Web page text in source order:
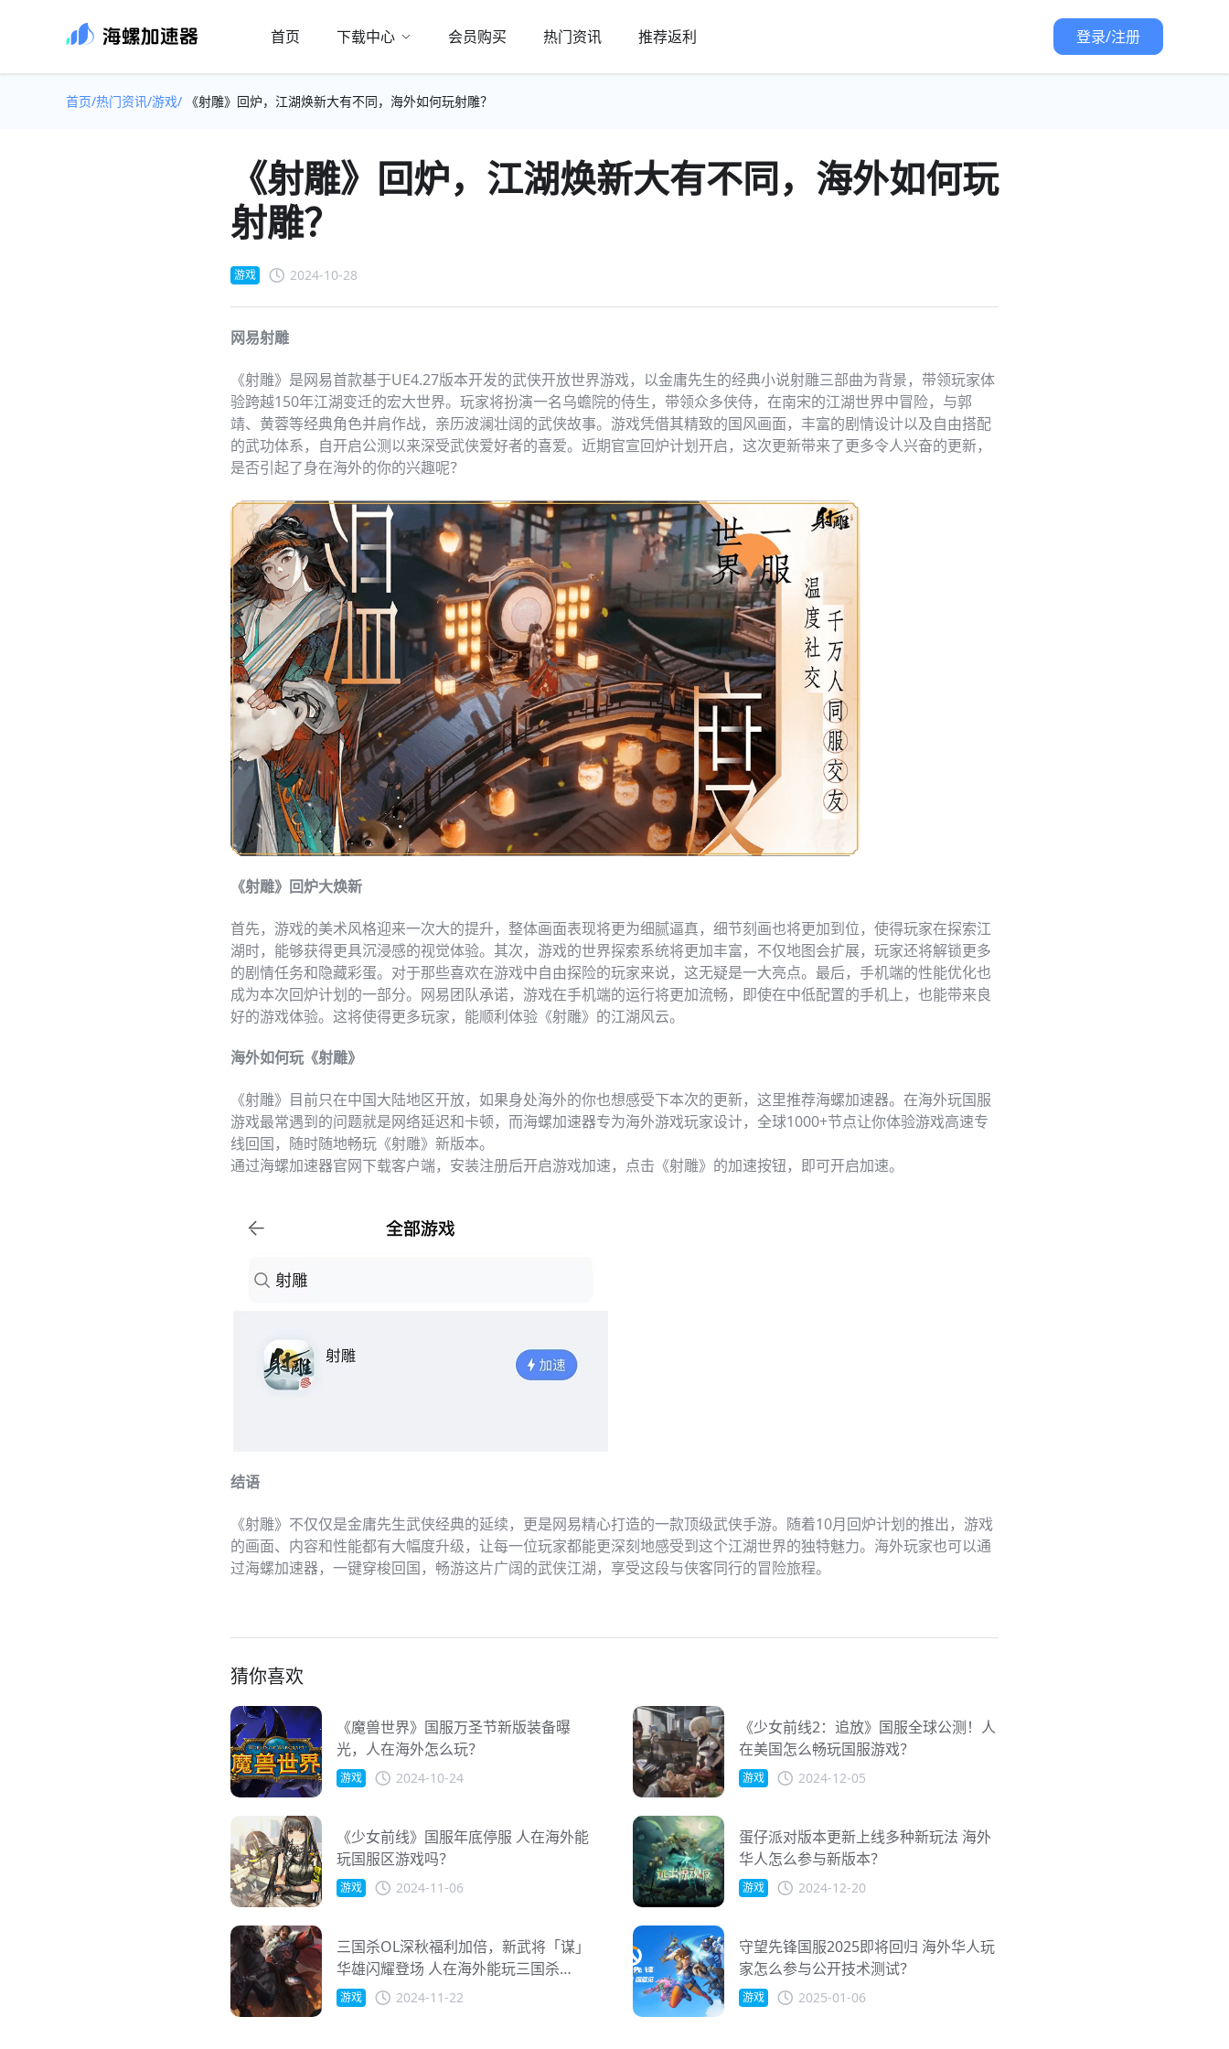
首页 下载中心 会员购买 热门资讯 推荐返利 登录/注册
首页/热门资讯/游戏/ 《射雕》回炉，江湖焕新大有不同，海外如何玩射雕？
《射雕》回炉，江湖焕新大有不同，海外如何玩
射雕？
游戏 2024-10-28
网易射雕
《射雕》是网易首款基于UE4.27版本开发的武侠开放世界游戏，以金庸先生的经典小说射雕三部曲为背景，带领玩家体
验跨越150年江湖变迁的宏大世界。玩家将扮演一名乌蟾院的侍生，带领众多侠侍，在南宋的江湖世界中冒险，与郭
靖、黄蓉等经典角色并肩作战，亲历波澜壮阔的武侠故事。游戏凭借其精致的国风画面，丰富的剧情设计以及自由搭配
的武功体系，自开启公测以来深受武侠爱好者的喜爱。近期官宣回炉计划开启，这次更新带来了更多令人兴奋的更新，
是否引起了身在海外的你的兴趣呢？
《射雕》回炉大焕新
首先，游戏的美术风格迎来一次大的提升，整体画面表现将更为细腻逼真，细节刻画也将更加到位，使得玩家在探索江
湖时，能够获得更具沉浸感的视觉体验。其次，游戏的世界探索系统将更加丰富，不仅地图会扩展，玩家还将解锁更多
的剧情任务和隐藏彩蛋。对于那些喜欢在游戏中自由探险的玩家来说，这无疑是一大亮点。最后，手机端的性能优化也
成为本次回炉计划的一部分。网易团队承诺，游戏在手机端的运行将更加流畅，即使在中低配置的手机上，也能带来良
好的游戏体验。这将使得更多玩家，能顺利体验《射雕》的江湖风云。
海外如何玩《射雕》
《射雕》目前只在中国大陆地区开放，如果身处海外的你也想感受下本次的更新，这里推荐海螺加速器。在海外玩国服
游戏最常遇到的问题就是网络延迟和卡顿，而海螺加速器专为海外游戏玩家设计，全球1000+节点让你体验游戏高速专
线回国，随时随地畅玩《射雕》新版本。
通过海螺加速器官网下载客户端，安装注册后开启游戏加速，点击《射雕》的加速按钮，即可开启加速。
结语
《射雕》不仅仅是金庸先生武侠经典的延续，更是网易精心打造的一款顶级武侠手游。随着10月回炉计划的推出，游戏
的画面、内容和性能都有大幅度升级，让每一位玩家都能更深刻地感受到这个江湖世界的独特魅力。海外玩家也可以通
过海螺加速器，一键穿梭回国，畅游这片广阔的武侠江湖，享受这段与侠客同行的冒险旅程。
猜你喜欢
《魔兽世界》国服万圣节新版装备曝
光，人在海外怎么玩？
游戏 2024-10-24
《少女前线》国服年底停服 人在海外能
玩国服区游戏吗？
游戏 2024-11-06
三国杀OL深秋福利加倍，新武将「谋」
华雄闪耀登场 人在海外能玩三国杀
Online吗？
游戏 2024-11-22
《少女前线2：追放》国服全球公测！人
在美国怎么畅玩国服游戏？
游戏 2024-12-05
蛋仔派对版本更新上线多种新玩法 海外
华人怎么参与新版本？
游戏 2024-12-20
守望先锋国服2025即将回归 海外华人玩
家怎么参与公开技术测试？
游戏 2025-01-06